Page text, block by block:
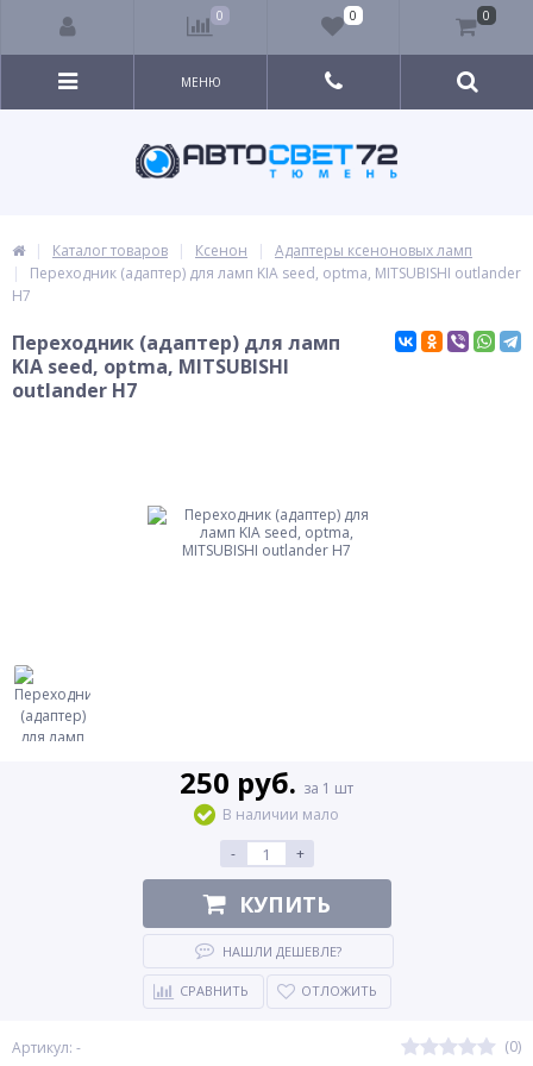
МЕНЮ
Каталог товаров Ксенон
Адаптеры ксеноновых ламп
Переходник (адаптер) для ламп KIA seed, optma, MITSUBISHI outlander
H7
Переходник (адаптер) для ламп
KIA seed, optma, MITSUBISHI
outlander H7
Артикул: - (0)
250 руб. за 1 шт
В наличии мало
-
+
КУПИТЬ
НАШЛИ ДЕШЕВЛЕ?
СРАВНИТЬ ОТЛОЖИТЬ
0 0 0